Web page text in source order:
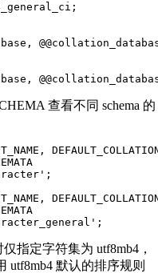
查看不同 schema 的
指定字符集为 utf8mb4，
utf8mb4 默认的排序规则